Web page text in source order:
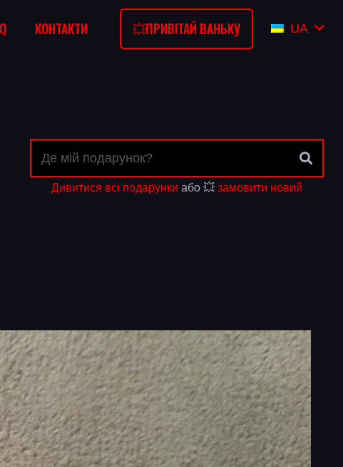
КОНТАКТИ 💥ПРИВІТАЙ ВАНЬКУ UA
Дивитися всі подарунки або 💥замовити новий